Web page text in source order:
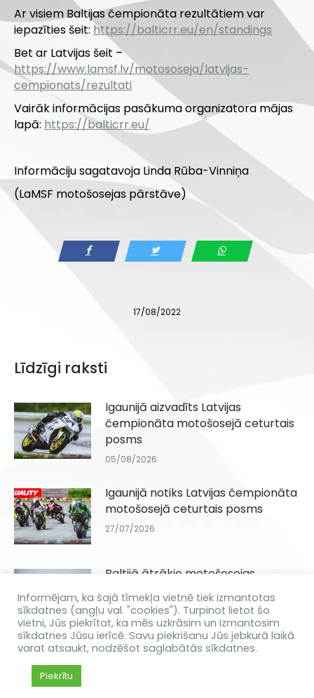
Ar visiem Baltijas čempionāta rezultātiem var
iepazīties šeit: https://balticrr.eu/en/standings
Bet ar Latvijas šeit –
https://www.lamsf.lv/motososeja/latvijas-
cempionats/rezultati
Vairāk informācijas pasākuma organizatora mājas
lapā: https://balticrr.eu/
Informāciju sagatavoja Linda Rūba-Vinniņa
(LaMSF motošosejas pārstāve)
17/08/2022
Līdzīgi raksti
Igaunijā aizvadīts Latvijas
čempionāta motošosejā ceturtais
posms
05/08/2026
Igaunijā notiks Latvijas čempionāta
motošosejā ceturtais posms
27/07/2026
Baltijā ātrākie motošosejas
braucēji jūnijā tiksies Biķernieku
trasē
11/06/2026
Informējam, ka šajā tīmekļa vietnē tiek izmantotas
sīkdatnes (angļu val. "cookies"). Turpinot lietot šo
vietni, Jūs piekrītat, ka mēs uzkrāsim un izmantosim
sīkdatnes Jūsu ierīcē. Savu piekrišanu Jūs jebkurā laikā
varat atsaukt, nodzēšot saglabātās sīkdatnes.
Piekrītu